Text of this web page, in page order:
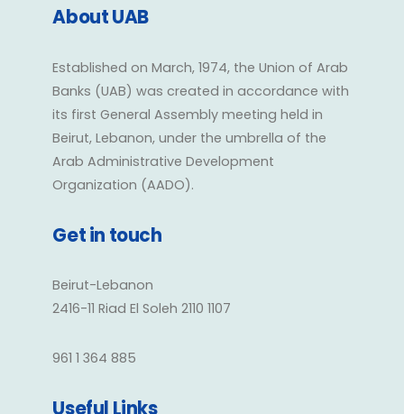
About UAB
Established on March, 1974, the Union of Arab
Banks (UAB) was created in accordance with
its first General Assembly meeting held in
Beirut, Lebanon, under the umbrella of the
Arab Administrative Development
Organization (AADO).
Get in touch
Beirut-Lebanon
2416-11 Riad El Soleh 2110 1107
961 1 364 885
Useful Links